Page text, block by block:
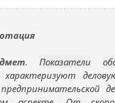
. Показатели
характеризуют